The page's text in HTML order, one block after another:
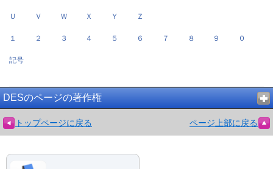
Ｕ Ｖ Ｗ Ｘ Ｙ Ｚ
１ ２ ３ ４ ５ ６ ７ ８ ９ ０
記号
DESのページの著作権
トップページに戻る ページ上部に戻る